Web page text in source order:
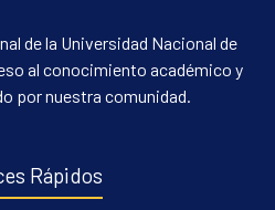
de la Universidad Nacional de
al conocimiento académico y
por nuestra comunidad.
Rápidos